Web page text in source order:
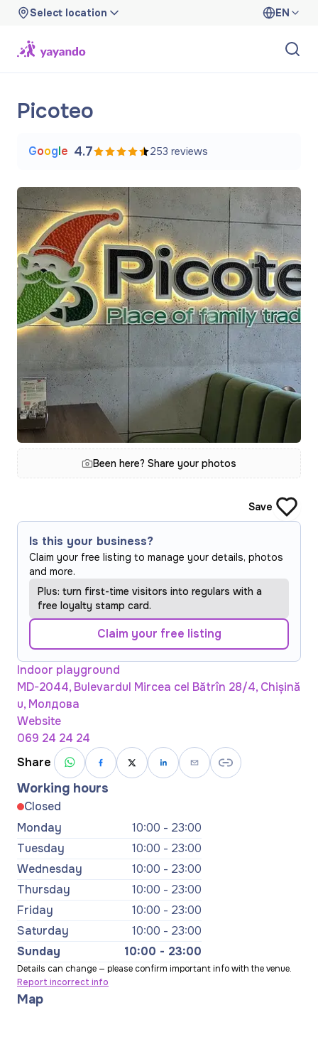
Select location EN
Picoteo
Google 4.7 253 reviews
Been here? Share your photos
Save
Is this your business?
Claim your free listing to manage your details, photos
and more.
Plus: turn first-time visitors into regulars with a
free loyalty stamp card.
Claim your free listing
Indoor playground
MD-2044, Bulevardul Mircea cel Bătrîn 28/4, Chișină
u, Молдова
Website
069 24 24 24
Share
Working hours
Closed
Monday
10:00 - 23:00
Tuesday
10:00 - 23:00
Wednesday
10:00 - 23:00
Thursday
10:00 - 23:00
Friday
10:00 - 23:00
Saturday
10:00 - 23:00
Sunday
10:00 - 23:00
Details can change — please confirm important info with the venue.
Report incorrect info
Map